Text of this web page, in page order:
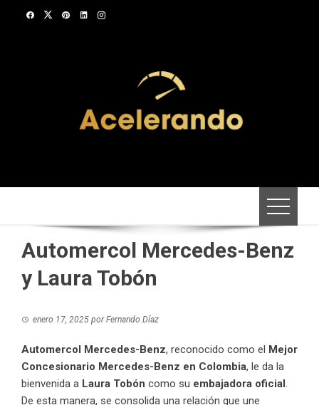
Automercol Mercedes-Benz
y Laura Tobón
enero 17, 2025 porFernando Díaz
Automercol Mercedes-Benz, reconocido como el
Mejor
Concesionario Mercedes-Benz en Colombia, le da la
bienvenida a Laura Tobón como su embajadora oficial .
De esta manera, se consolida una relación que une